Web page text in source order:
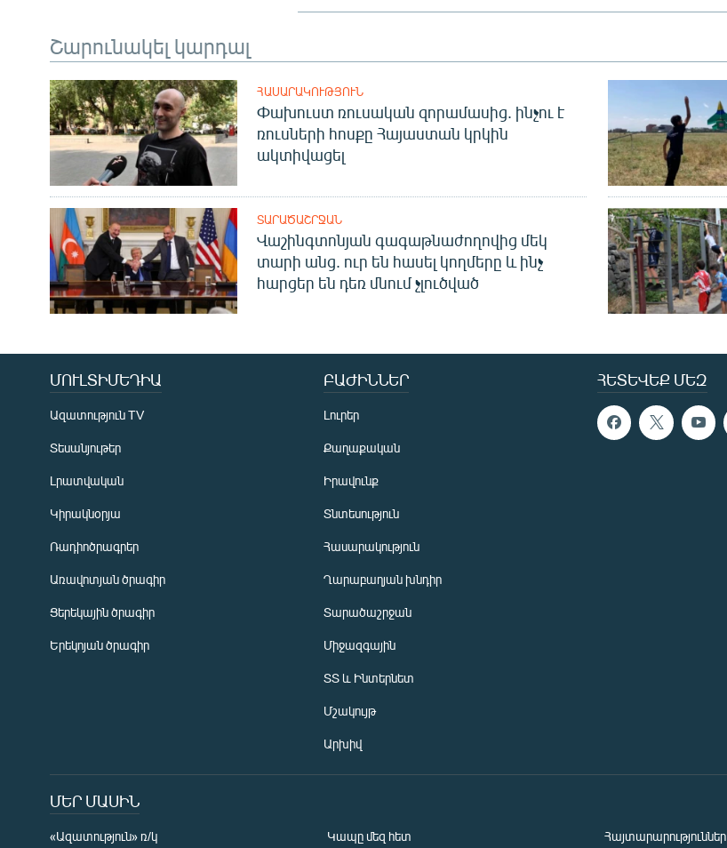
Շարունակել կարդալ
ՀԱՍԱՐԱԿՈՒԹՅՈՒՆ
Փախուստ ռուսական զորամասից. ինչու է
ռուսների հոսքը Հայաստան կրկին
ակտիվացել
ՏԱՐԱԾԱՇՐՋԱՆ
Վաշինգտոնյան գագաթնաժողովից մեկ
տարի անց. ուր են հասել կողմերը և ինչ
հարցեր են դեռ մնում չլուծված
ՀԵՏԵՎԵՔ ՄԵԶ
ՄՈՒԼՏԻՄԵԴԻԱ
Ազատություն TV
Տեսանյութեր
Լրատվական
Կիրակնօրյա
Ռադիոծրագրեր
Առավոտյան ծրագիր
Ցերեկային ծրագիր
Երեկոյան ծրագիր
ԲԱԺԻՆՆԵՐ
Լուրեր
Քաղաքական
Իրավունք
Տնտեսություն
Հասարակություն
Ղարաբաղյան խնդիր
Տարածաշրջան
Միջազգային
ՏՏ և Ինտերնետ
Մշակույթ
Արխիվ
ՄԵՐ ՄԱՍԻՆ
«Ազատություն» ռ/կ Կապը մեզ հետ Հայտարարություններ